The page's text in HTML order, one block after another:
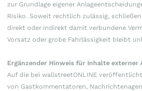
zur Grundlage eigener
Risiko. Soweit rechtlich zulässig,
direkt oder indirekt damit verbundene
Vorsatz oder grobe Fahrlässigkeit bleibt
Ergänzender Hinweis für Inhalte externer
Auf die bei wallstreetONLINE
von Gastkommentatoren,